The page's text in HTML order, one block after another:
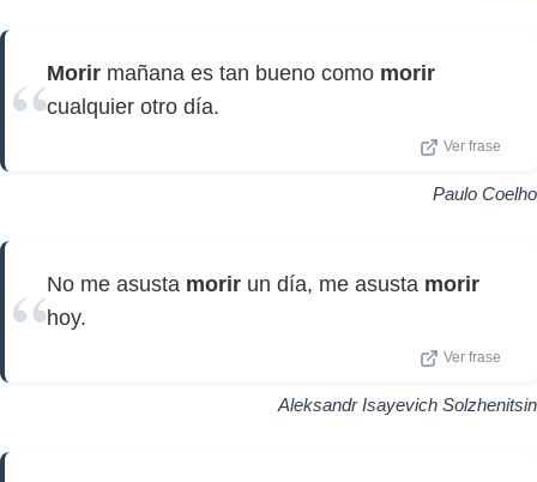
Morir mañana es tan bueno como morir
cualquier otro día.
Ver frase
Paulo Coelho
No me asusta morir un día, me asusta morir
hoy.
Ver frase
Aleksandr Isayevich Solzhenitsin